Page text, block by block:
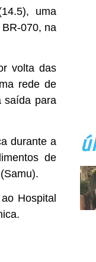
uma
070, na
volta das
rede de
saída para
durante a
de
Hospital